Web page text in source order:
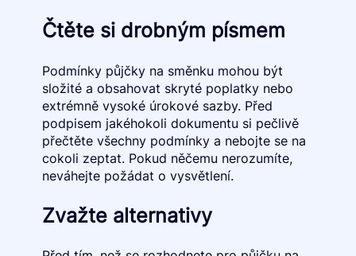
Čtěte si drobným písmem
Podmínky půjčky na směnku mohou být
složité a obsahovat skryté poplatky nebo
extrémně vysoké úrokové sazby. Před
podpisem jakéhokoli dokumentu si pečlivě
přečtěte všechny podmínky a nebojte se na
cokoli zeptat. Pokud něčemu nerozumíte,
neváhejte požádat o vysvětlení.
Zvažte alternativy